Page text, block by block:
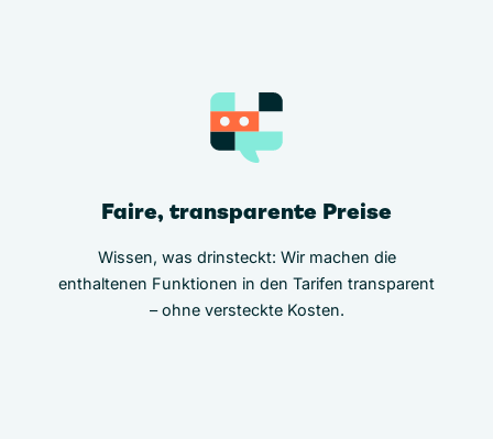
Faire, transparente Preise
Wissen, was drinsteckt: Wir machen die
enthaltenen Funktionen in den Tarifen transparent
– ohne versteckte Kosten.